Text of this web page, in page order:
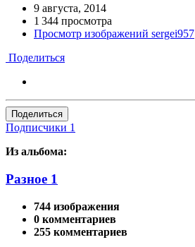
9 августа, 2014
1 344 просмотра
Просмотр изображений sergei957
Поделиться
Поделиться
Подписчики 1
Из альбома:
Разное 1
744 изображения
0 комментариев
255 комментариев